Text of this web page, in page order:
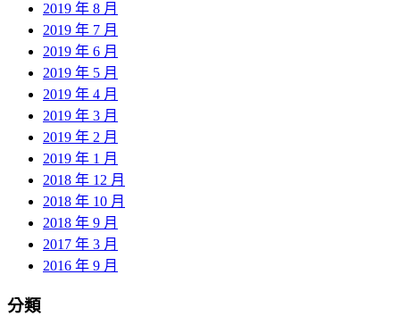
2019 年 8 月
2019 年 7 月
2019 年 6 月
2019 年 5 月
2019 年 4 月
2019 年 3 月
2019 年 2 月
2019 年 1 月
2018 年 12 月
2018 年 10 月
2018 年 9 月
2017 年 3 月
2016 年 9 月
分類